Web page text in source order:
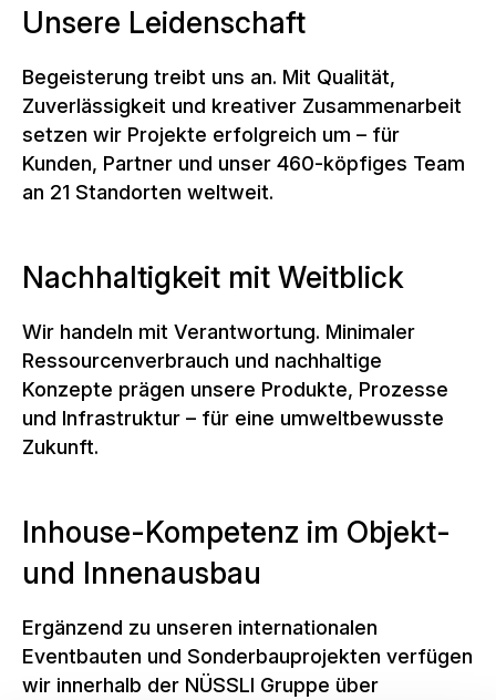
Unsere Leidenschaft
Begeisterung treibt uns an. Mit Qualität,
Zuverlässigkeit und kreativer Zusammenarbeit
setzen wir Projekte erfolgreich um – für
Kunden, Partner und unser 460-köpfiges Team
an 21 Standorten weltweit.
Nachhaltigkeit mit Weitblick
Wir handeln mit Verantwortung. Minimaler
Ressourcenverbrauch und nachhaltige
Konzepte prägen unsere Produkte, Prozesse
und Infrastruktur – für eine umweltbewusste
Zukunft.
Inhouse-Kompetenz im Objekt-
und Innenausbau
Ergänzend zu unseren internationalen
Eventbauten und Sonderbauprojekten verfügen
wir innerhalb der NÜSSLI Gruppe über